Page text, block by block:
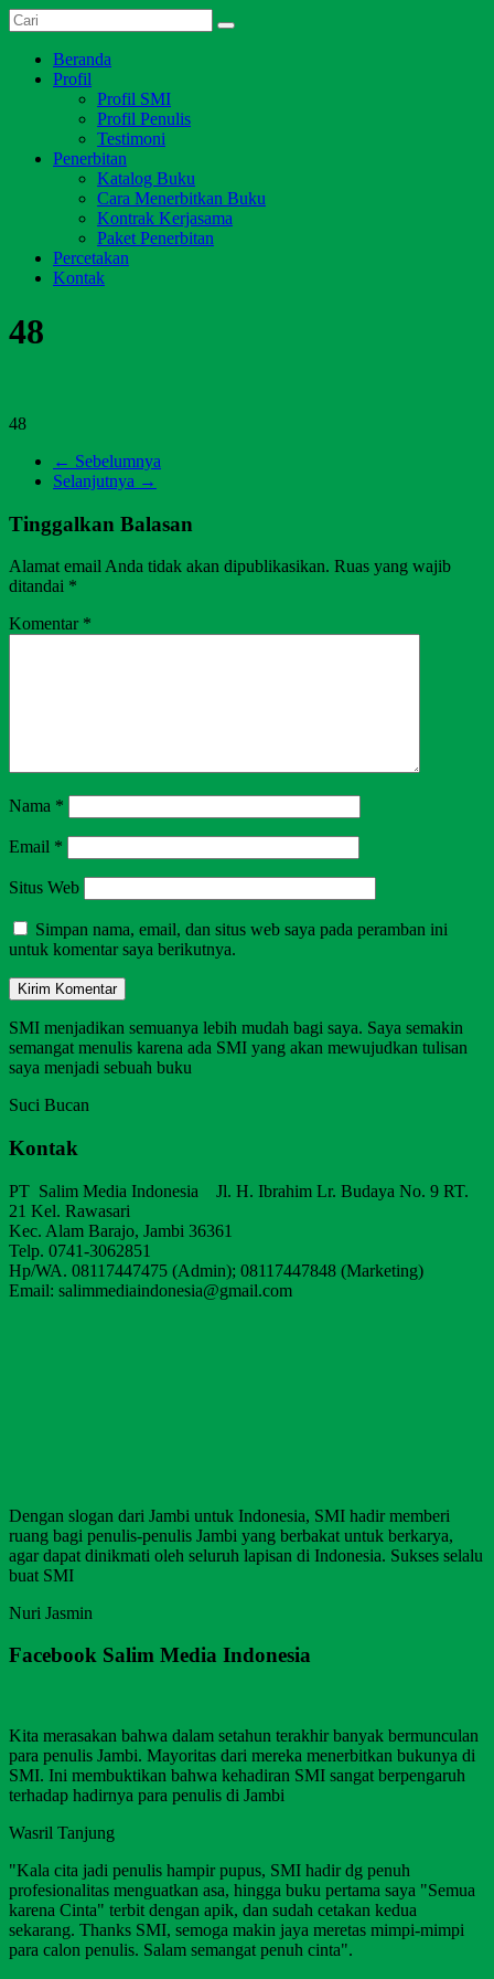
Skip
to
content
Media
Indonesia
Dari
Jambi
untuk
Menu
Beranda
Profil
Profil SMI
Profil Penulis
Testimoni
Penerbitan
Katalog Buku
Cara Menerbitkan Buku
Kontrak Kerjasama
Paket Penerbitan
Percetakan
Kontak
48
48
← Sebelumnya
Selanjutnya →
Tinggalkan Balasan
Alamat email Anda tidak akan dipublikasikan. Ruas yang wajib
ditandai *
Komentar *
Nama *
Email *
Situs Web
Simpan nama, email, dan situs web saya pada peramban ini
untuk komentar saya berikutnya.
SMI menjadikan semuanya lebih mudah bagi saya. Saya semakin
semangat menulis karena ada SMI yang akan mewujudkan tulisan
saya menjadi sebuah buku
Suci Bucan
Kontak
PT Salim Media Indonesia Jl. H. Ibrahim Lr. Budaya No. 9 RT.
21 Kel. Rawasari
Kec. Alam Barajo, Jambi 36361
Telp. 0741-3062851
Hp/WA. 08117447475 (Admin); 08117447848 (Marketing)
Email: salimmediaindonesia@gmail.com
Dengan slogan dari Jambi untuk Indonesia, SMI hadir memberi
ruang bagi penulis-penulis Jambi yang berbakat untuk berkarya,
agar dapat dinikmati oleh seluruh lapisan di Indonesia. Sukses selalu
buat SMI
Nuri Jasmin
Facebook Salim Media Indonesia
Kita merasakan bahwa dalam setahun terakhir banyak bermunculan
para penulis Jambi. Mayoritas dari mereka menerbitkan bukunya di
SMI. Ini membuktikan bahwa kehadiran SMI sangat berpengaruh
terhadap hadirnya para penulis di Jambi
Wasril Tanjung
"Kala cita jadi penulis hampir pupus, SMI hadir dg penuh
profesionalitas menguatkan asa, hingga buku pertama saya "Semua
karena Cinta" terbit dengan apik, dan sudah cetakan kedua
sekarang. Thanks SMI, semoga makin jaya meretas mimpi-mimpi
para calon penulis. Salam semangat penuh cinta".